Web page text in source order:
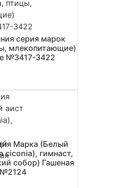
серия марок
млекопитающие)
№3417-3422
Марка (Белый
ciconia), гимнаст,
собор) Гашеная
№2124